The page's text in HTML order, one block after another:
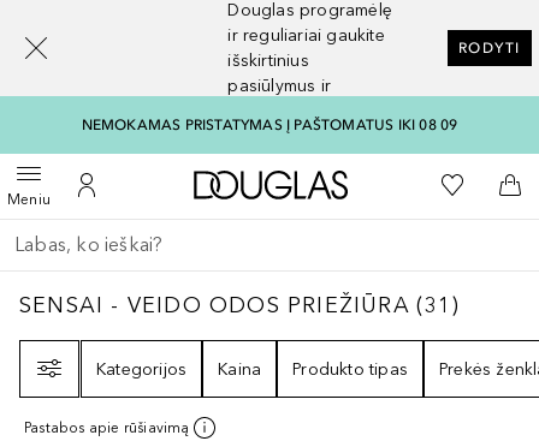
Douglas programėlę
ir reguliariai gaukite
išskirtinius
pasiūlymus ir
RODYTI
NEMOKAMAS PRISTATYMAS Į PAŠTOMATUS IKI 08 09
MeniuAtidaryti meniuĮ mano paskyrą
Į Douglas pagrindinį
Į mano
Į
Grįžk atgal
Vykdykite paiešką
SENSAI - VEIDO ODOS PRIEŽIŪRA 31
SENSAI - VEIDO ODOS PRIEŽIŪRA (31 )
Kategorijos
Kaina Produkto tipas Prekės
Pastabos apie rūšiavimą
[navigation.slideout.screenreader]